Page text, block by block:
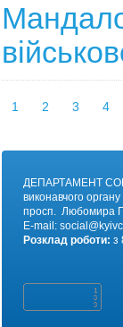
1 2 3 4
ДЕПАРТАМЕНТ
виконавчого органу
просп. Любомира
E-mail: social@kyivc
Розклад роботи: з